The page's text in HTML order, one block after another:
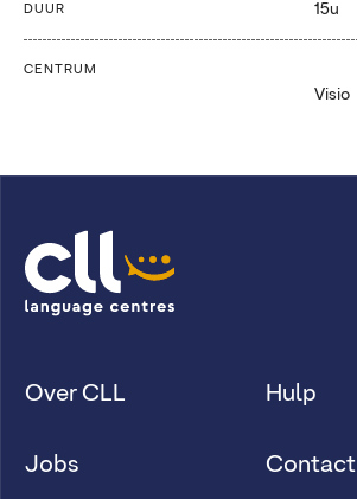
DUUR 15u
CENTRUM
Visio
Over CLL
Jobs
Hulp
Contact